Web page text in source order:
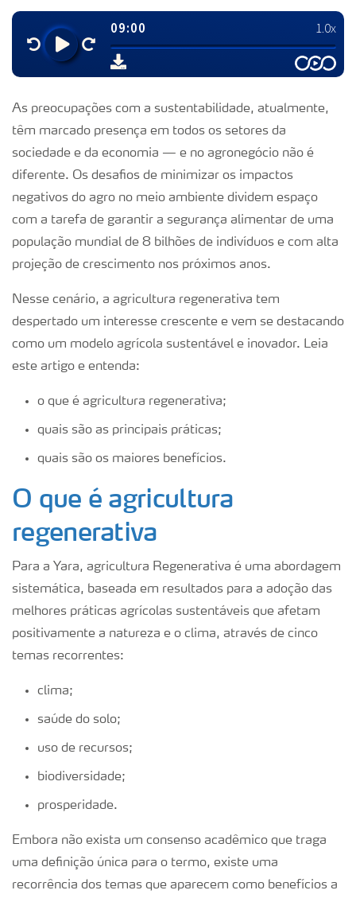
As preocupações com a sustentabilidade, atualmente,
têm marcado presença em todos os setores da
sociedade e da economia — e no agronegócio não é
diferente. Os desafios de minimizar os impactos
negativos do agro no meio ambiente dividem espaço
com a tarefa de garantir a segurança alimentar de uma
população mundial de 8 bilhões de indivíduos e com alta
projeção de crescimento nos próximos anos.
Nesse cenário, a agricultura regenerativa tem
despertado um interesse crescente e vem se destacando
como um modelo agrícola sustentável e inovador. Leia
este artigo e entenda:
o que é agricultura regenerativa;
quais são as principais práticas;
quais são os maiores benefícios.
O que é agricultura
regenerativa
Para a Yara, agricultura Regenerativa é uma abordagem
sistemática, baseada em resultados para a adoção das
melhores práticas agrícolas sustentáveis que afetam
positivamente a natureza e o clima, através de cinco
temas recorrentes:
clima;
saúde do solo;
uso de recursos;
biodiversidade;
prosperidade.
Embora não exista um consenso acadêmico que traga
uma definição única para o termo, existe uma
recorrência dos temas que aparecem como benefícios a